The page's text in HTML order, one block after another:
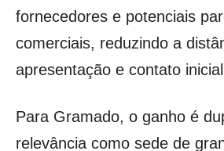
fornecedores e potenciais
comerciais, reduzindo a
apresentação e contato
Para Gramado, o ganho é
relevância como sede de